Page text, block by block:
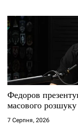
Федоров
масового розшуку
7 Серпня, 2026